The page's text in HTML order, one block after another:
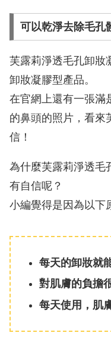
可以乾淨去除毛孔
芙露莉淨透毛孔卸妝
卸妝凝膠型產品。
在官網上還有一張滿
的鼻頭的照片，看來
信！
為什麼芙露莉淨透毛
有自信呢？
小編覺得是因為以下
每天的卸妝就
對肌膚的負擔
每天使用，肌